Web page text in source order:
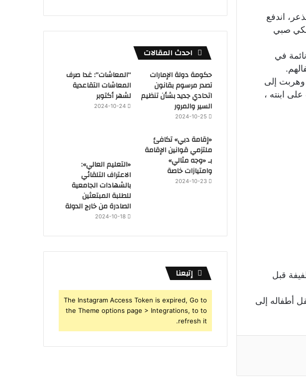
اندفع
صبي
في
إلى
المميت على ابنته ،
قبل
أطفاله إلى
احدث المقالات
حكومة دولة الإمارات
تصدر مرسوم بقانون
اتحادي جديد بشأن تنظيم
السير والمرور
2024-10-25
“المعاشات”: غدا صرف
المعاشات التقاعدية
لشهر أكتوبر
2024-10-24
«إقامة دبي» تكافئ
ملتزمي قوانين الإقامة
بـ «وجه مثالي»
وامتيازات خاصة
2024-10-23
«التعليم العالي»:
الاعتراف التلقائي
بالشهادات الجامعية
للطلبة المبتعثين
الصادرة من خارج الدولة
2024-10-18
إتبعنا
The Instagram Access Token is expired, Go to
the Theme options page > Integrations, to to
refresh it.